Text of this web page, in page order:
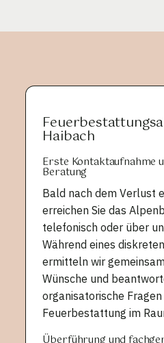
Haibach
Erste Kontaktaufnahme
Beratung
Bald nach dem Verlust
erreichen Sie das
telefonisch oder über
Während eines
ermitteln wir
Wünsche und
organisatorische
Feuerbestattung im